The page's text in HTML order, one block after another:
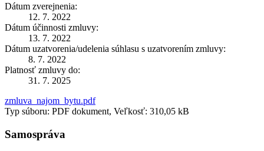
Dátum zverejnenia:
12. 7. 2022
Dátum účinnosti zmluvy:
13. 7. 2022
Dátum uzatvorenia/udelenia súhlasu s uzatvorením zmluvy:
8. 7. 2022
Platnosť zmluvy do:
31. 7. 2025
zmluva_najom_bytu.pdf
Typ súboru: PDF dokument, Veľkosť: 310,05 kB
Samospráva